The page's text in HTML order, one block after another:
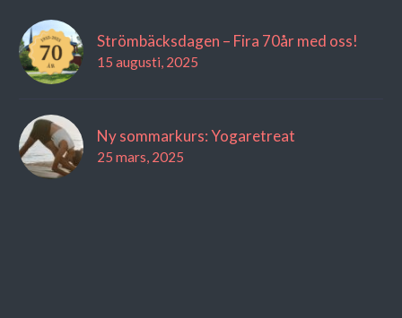
Strömbäcksdagen – Fira 70år med oss!
15 augusti, 2025
Ny sommarkurs: Yogaretreat
25 mars, 2025